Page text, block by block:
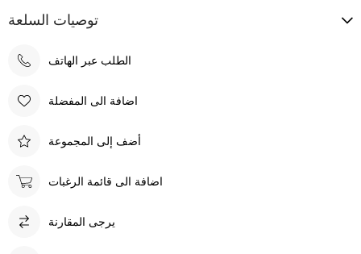
توصيات السلعة
الطلب عبر الهاتف
اضافة الى المفضلة
أضف إلى المجموعة
اضافة الى قائمة الرغبات
يرجى المقارنة